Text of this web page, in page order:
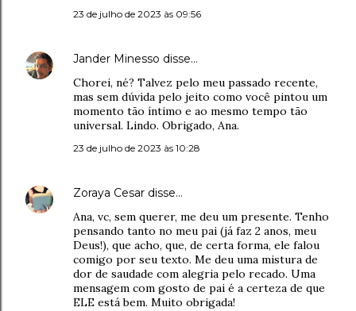
23 de julho de 2023 às 09:56
Jander Minesso disse…
Chorei, né? Talvez pelo meu passado recente,
mas sem dúvida pelo jeito como você pintou um
momento tão íntimo e ao mesmo tempo tão
universal. Lindo. Obrigado, Ana.
23 de julho de 2023 às 10:28
Zoraya Cesar disse…
Ana, vc, sem querer, me deu um presente. Tenho
pensando tanto no meu pai (já faz 2 anos, meu
Deus!), que acho, que, de certa forma, ele falou
comigo por seu texto. Me deu uma mistura de
dor de saudade com alegria pelo recado. Uma
mensagem com gosto de pai é a certeza de que
ELE está bem. Muito obrigada!